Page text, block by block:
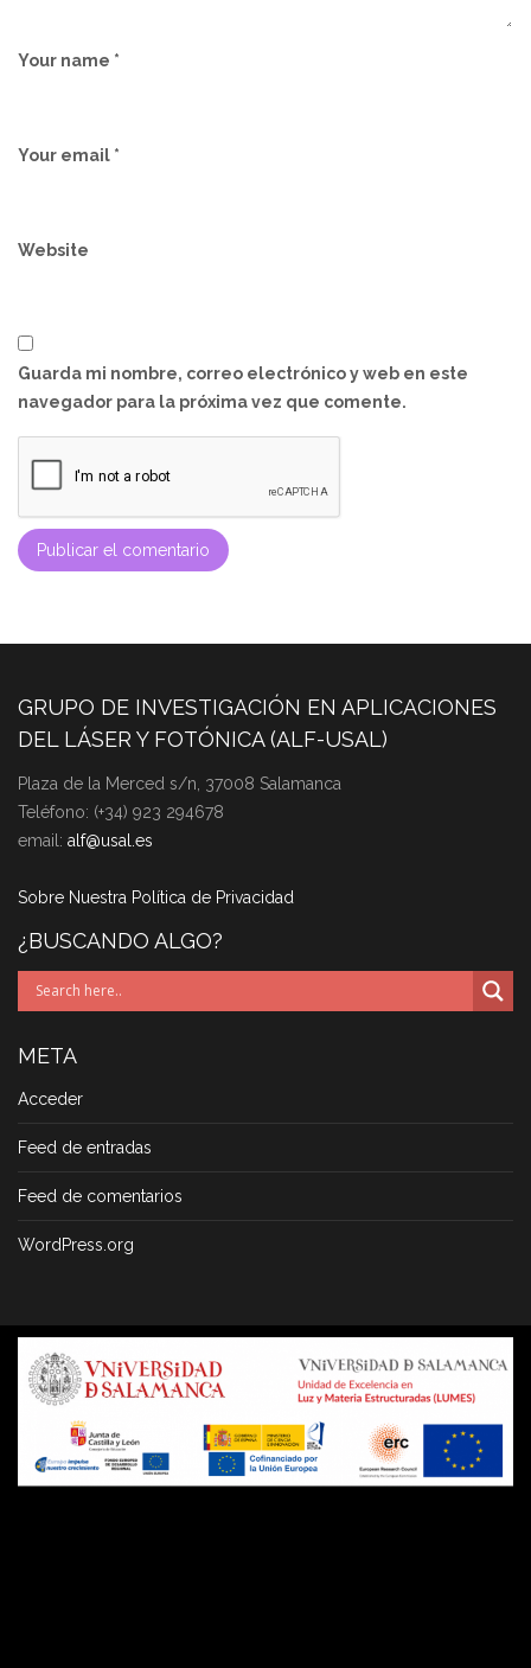
Your name *
Your email *
Website
Guarda mi nombre, correo electrónico y web en este
navegador para la próxima vez que comente.
GRUPO DE INVESTIGACIÓN EN APLICACIONES
DEL LÁSER Y FOTÓNICA (ALF-USAL)
Plaza de la Merced s/n, 37008 Salamanca
Teléfono: (+34) 923 294678
email: alf@usal.es
Sobre Nuestra Política de Privacidad
¿BUSCANDO ALGO?
META
Acceder
Feed de entradas
Feed de comentarios
WordPress.org